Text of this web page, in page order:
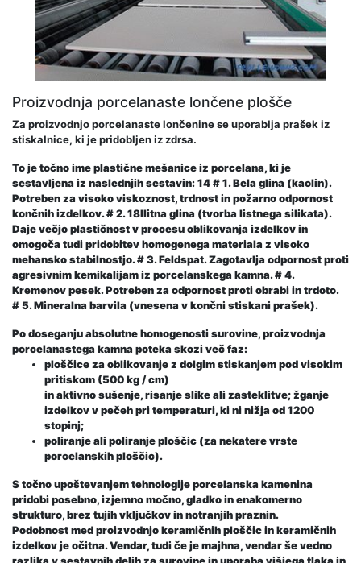
Proizvodnja porcelanaste lončene plošče
Za proizvodnjo porcelanaste lončenine se uporablja prašek iz
stiskalnice, ki je pridobljen iz zdrsa.
To je točno ime plastične mešanice iz porcelana, ki je
sestavljena iz naslednjih sestavin: 14# 1. Bela glina (kaolin).
Potreben za visoko viskoznost, trdnost in požarno odpornost
končnih izdelkov. # 2. 18Ilitna glina (tvorba listnega silikata).
Daje večjo plastičnost v procesu oblikovanja izdelkov in
omogoča tudi pridobitev homogenega materiala z visoko
mehansko stabilnostjo.# 3.Feldspat. Zagotavlja odpornost proti
agresivnim kemikalijam iz porcelanskega kamna.# 4.
Kremenov pesek. Potreben za odpornost proti obrabi in trdoto.
# 5.Mineralna barvila (vnesena v končni stiskani prašek).
Po doseganju absolutne homogenosti surovine, proizvodnja
porcelanastega kamna poteka skozi več faz:
ploščice za oblikovanje z dolgim ​​stiskanjem pod visokim
pritiskom (500 kg / cm)
in aktivno sušenje, risanje slike ali zasteklitve; žganje
izdelkov v pečeh pri temperaturi, ki ni nižja od 1200
stopinj;
poliranje ali poliranje ploščic (za nekatere vrste
porcelanskih ploščic).
S točno upoštevanjem tehnologije porcelanska kamenina
pridobi posebno, izjemno močno, gladko in enakomerno
strukturo, brez tujih vključkov in notranjih praznin.
Podobnost med proizvodnjo keramičnih ploščic in keramičnih
izdelkov je očitna. Vendar, tudi če je majhna, vendar še vedno